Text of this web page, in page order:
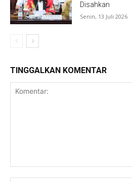
Disahkan
Senin, 13 Juli 2026
TINGGALKAN KOMENTAR